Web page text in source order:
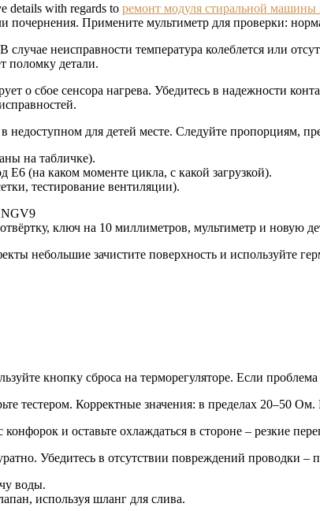
details with regards to ремонт модуля стиральной машины
Примените мультиметр для проверки:
неисправности температура колеблется или
поломку детали.
о сбое сенсора нагрева. Убедитесь в надежности
недоступном для детей месте. Следуйте пропорциям,
на табличке).
(на каком моменте цикла, с какой загрузкой).
тестирование вентиляции).
NGV9
ключ на 10 миллиметров, мультиметр и новую
небольшие зачистите поверхность и используйте
кнопку сброса на терморегуляторе. Если
тестером. Корректные значения: в пределах 20–50
и оставьте охлаждаться в стороне – резкие
Убедитесь в отсутствии повреждений проводки
воды.
используя шланг для слива.